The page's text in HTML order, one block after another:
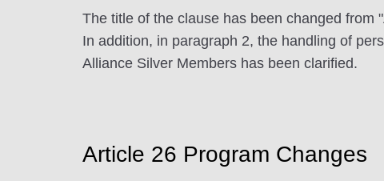
The title of the clause has been changed from
In addition, in paragraph 2, the handling of
Alliance Silver Members has been clarified.
Article 26 Program Changes